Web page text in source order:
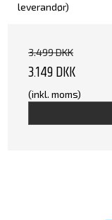
leverandør)
3.499 DKK
3.149 DKK
(inkl. moms)